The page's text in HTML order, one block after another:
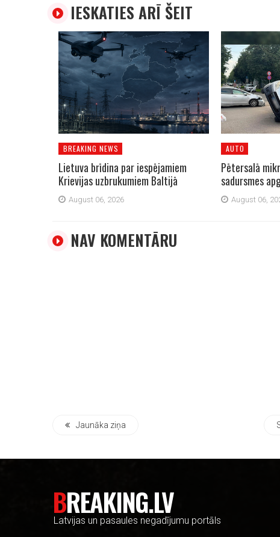
IESKATIES ARĪ ŠEIT
BREAKING NEWS
Lietuva brīdina par iespējamiem
Krievijas uzbrukumiem Baltijā
August 06, 2026
AUTO
Pētersalā
sadursmes
August 06,
NAV KOMENTĀRU
Jaunāka ziņa
BREAKING.LV
Latvijas un pasaules negadījumu portāls